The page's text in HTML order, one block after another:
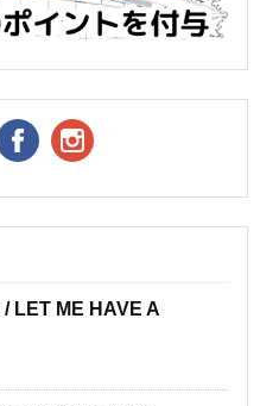
Facebook
LET ME HAVE A